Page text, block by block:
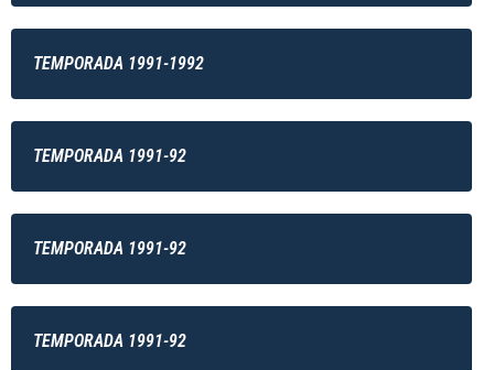
TEMPORADA 1991-1992
TEMPORADA 1991-92
TEMPORADA 1991-92
TEMPORADA 1991-92